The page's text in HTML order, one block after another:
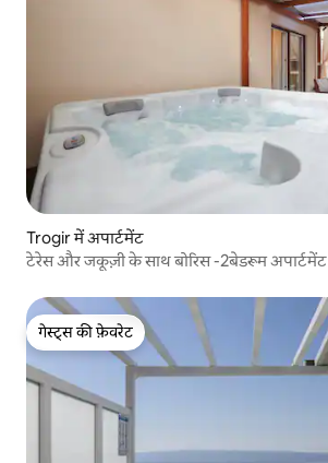
Trogir में अपार्टमेंट
टेरेस और जकूज़ी के साथ बोरिस -2बेडरूम अपार्टमेंट
गेस्ट्स की फ़ेवरेट
गेस्ट्स की फ़ेवरेट